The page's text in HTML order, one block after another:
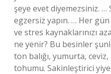
şeye evet diyemezsiniz. …
egzersiz yapın. … Her
ve stres kaynaklarınızı
ne yenir? Bu besinler
ton balığı, yumurta,
tohumu. Sakinleştirici